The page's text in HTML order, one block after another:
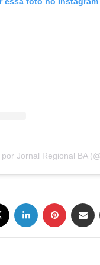
Jornal Regional BA
Linkedin Pinterest